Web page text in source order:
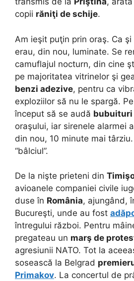
copii răniţi de schije.
Am ieşit puţin prin oraş. Ca
erau, din nou, luminate. Se
camuflajul nocturn, din cine
pe majoritatea vitrinelor şi
benzi adezive, pentru ca
exploziilor să nu le spargă.
început să se audă bubuituri
oraşului, iar sirenele alarmei
din nou, 10 minute mai
“bâlciul”.
De la nişte prieteni din
avioanele companiei civile
duse în România, ajungând,
Bucureşti, unde au fost
întregului război. Pentru
pregateau un marş de
agresiunii NATO. Tot la
sosească la Belgrad
Primakov. La concertul de